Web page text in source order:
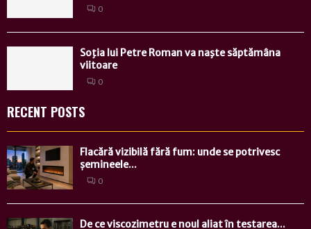
0
Soţia lui Petre Roman va naşte săptămâna
viitoare
0
RECENT POSTS
Flacără vizibilă fără fum: unde se potrivesc
șemineele...
0
De ce viscozimetru e noul aliat în testarea...